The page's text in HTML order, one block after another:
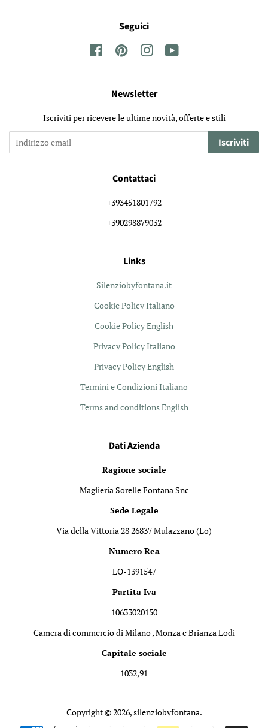
Seguici
FacebookPinterest Instagram
Newsletter
Iscriviti per ricevere le ultime novità, offerte e stili
Iscriviti
Contattaci
+393451801792
+390298879032
Links
Silenziobyfontana.it
Cookie Policy Italiano
Cookie Policy English
Privacy Policy Italiano
Privacy Policy English
Termini e Condizioni Italiano
Terms and conditions English
Dati Azienda
Ragione sociale
Maglieria Sorelle Fontana Snc
Sede Legale
Via della Vittoria 28 26837 Mulazzano (Lo)
Numero Rea
LO-1391547
Partita Iva
10633020150
Camera di commercio di Milano , Monza e Brianza Lodi
Capitale sociale
1032,91
Copyright © 2026,silenziobyfontana.